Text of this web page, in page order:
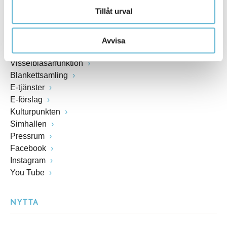
Tillåt urval
Avvisa
Öppettider växel och reception i kommunhuset
Anslagstavla
Felanmälan
Visselblåsarfunktion
Blankettsamling
E-tjänster
E-förslag
Kulturpunkten
Simhallen
Pressrum
Facebook
Instagram
You Tube
NYTTA